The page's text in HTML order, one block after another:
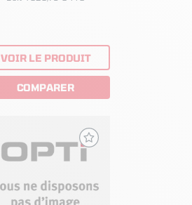
VOIR LE PRODUIT
COMPARER